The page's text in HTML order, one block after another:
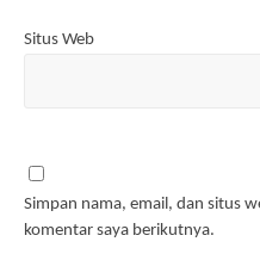
Situs Web
Simpan nama, email, dan situs
komentar saya berikutnya.